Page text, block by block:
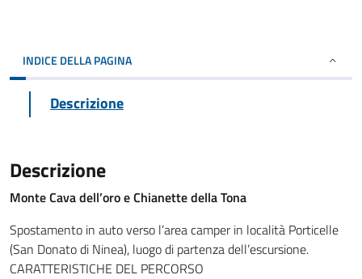
INDICE DELLA PAGINA
Descrizione
Descrizione
Monte Cava dell’oro e Chianette della Tona
Spostamento in auto verso l’area camper in località Porticelle
(San Donato di Ninea), luogo di partenza dell’escursione.
CARATTERISTICHE DEL PERCORSO